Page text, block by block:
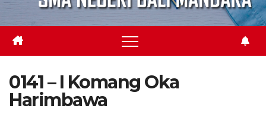
0141 – I Komang Oka
Harimbawa